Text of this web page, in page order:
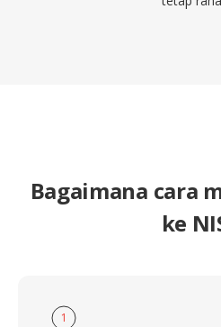
Bagaimana cara
ke
1